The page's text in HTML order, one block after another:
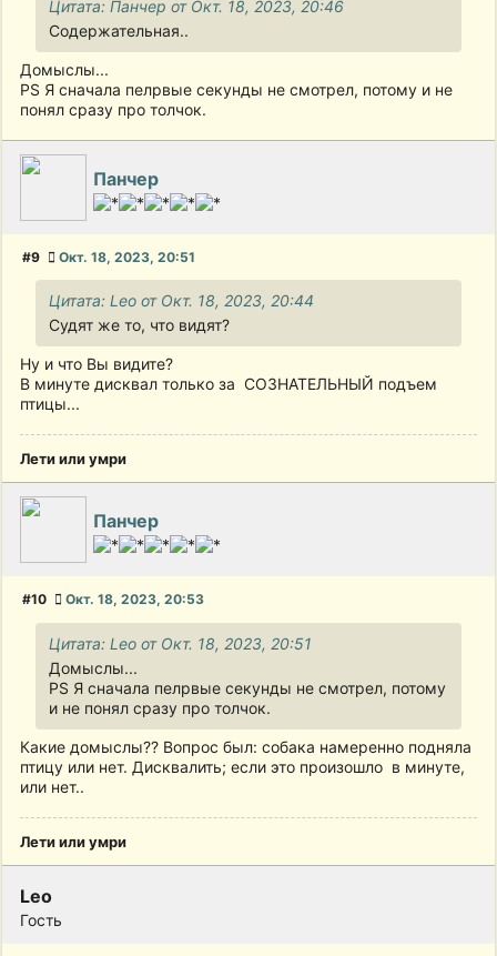
Цитата: Панчер от Окт. 18, 2023, 20:46
Содержательная..
Домыслы...
PS Я сначала пелрвые секунды не смотрел, потому и не
понял сразу про толчок.
Панчер
#9 Окт. 18, 2023, 20:51
Цитата: Leo от Окт. 18, 2023, 20:44
Судят же то, что видят?
Ну и что Вы видите?
В минуте дисквал только за СОЗНАТЕЛЬНЫЙ подъем
птицы...
Лети или умри
Панчер
#10 Окт. 18, 2023, 20:53
Цитата: Leo от Окт. 18, 2023, 20:51
Домыслы...
PS Я сначала пелрвые секунды не смотрел, потому
и не понял сразу про толчок.
Какие домыслы?? Вопрос был: собака намеренно подняла
птицу или нет. Дисквалить; если это произошло в минуте,
или нет..
Лети или умри
Leo
Гость